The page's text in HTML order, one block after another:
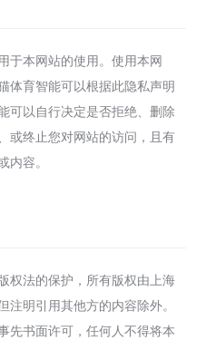
于本网站的使用。使用本网
体育智能可以根据此隐私声明
可以自行决定是否拒绝、删除
或终止您对网站的访问，且有
容。
权法的保护，所有版权由上海
明引用其他方的内容除外。
先书面许可，任何人不得将本